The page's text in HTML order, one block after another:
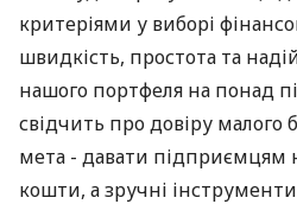
критеріями у виборі
швидкість, простота та
нашого портфеля на понад
свідчить про довіру малого
мета - давати підприємцям
кошти, а зручні